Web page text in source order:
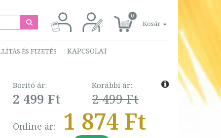
0
Kosár
ÉS FIZETÉS KAPCSOLAT
Borító ár:
2 499 Ft
Korábbi ár:
2 499 Ft
Online ár: 1 874 Ft